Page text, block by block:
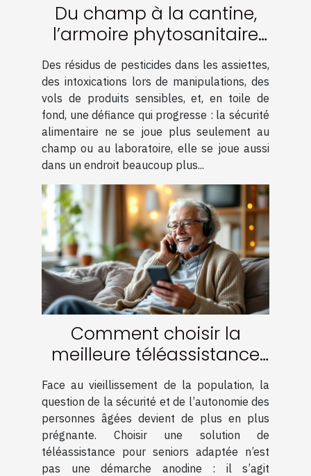
Du champ à la cantine,
l’armoire phytosanitaire
au centre des débats sur
la sécurité alimentaire
Des résidus de pesticides dans les assiettes,
des intoxications lors de manipulations, des
vols de produits sensibles, et, en toile de
fond, une défiance qui progresse : la sécurité
alimentaire ne se joue plus seulement au
champ ou au laboratoire, elle se joue aussi
dans un endroit beaucoup plus...
Comment choisir la
meilleure téléassistance
pour seniors adaptée à
vos besoins ?
Face au vieillissement de la population, la
question de la sécurité et de l’autonomie des
personnes âgées devient de plus en plus
prégnante. Choisir une solution de
téléassistance pour seniors adaptée n’est
pas une démarche anodine : il s’agit